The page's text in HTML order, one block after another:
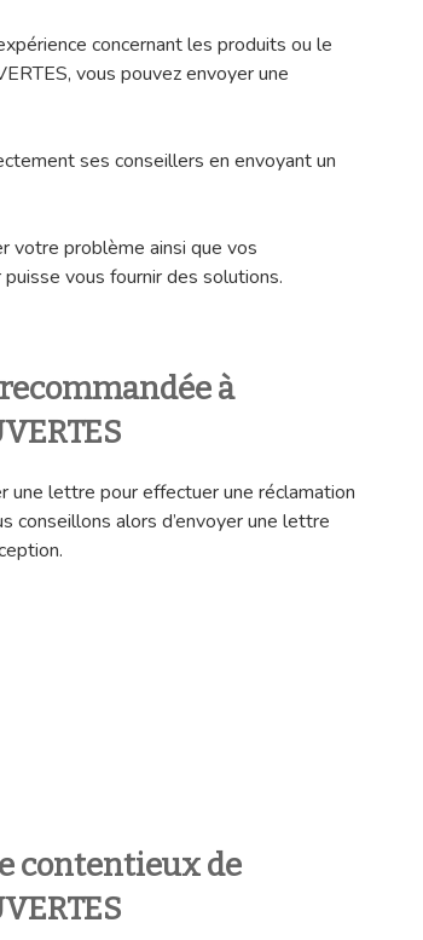
concernant les produits ou le
vous pouvez envoyer une
ses conseillers en envoyant un
votre problème ainsi que vos
vous fournir des solutions.
à
une lettre pour effectuer une réclamation
conseillons alors d’envoyer une lettre
contentieux de